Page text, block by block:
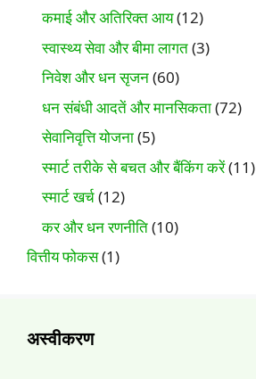
कमाई और अतिरिक्त आय(12)
स्वास्थ्य सेवा और बीमा लागत(3)
निवेश और धन सृजन(60)
धन संबंधी आदतें और मानसिकता(72)
सेवानिवृत्ति योजना(5)
स्मार्ट तरीके से बचत और बैंकिंग करें(11)
स्मार्ट खर्च(12)
कर और धन रणनीति(10)
वित्तीय फोकस(1)
अस्वीकरण